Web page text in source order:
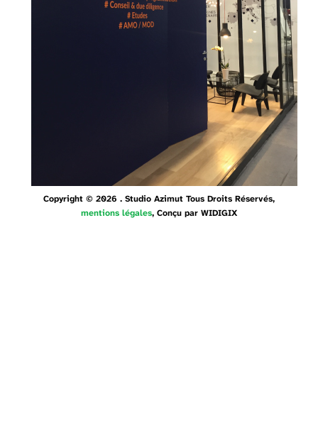
Copyright © 2026 . Studio Azimut Tous Droits Réservés,
mentions légales, Conçu par WIDIGIX